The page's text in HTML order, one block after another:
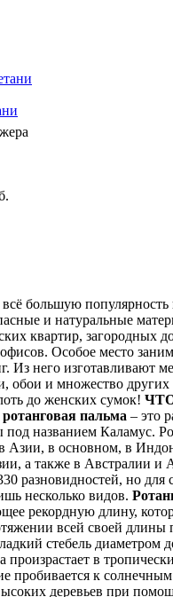
большую
и натуральные
квартир, загородных
Особое место
Из него изготавливают
обои и множество
до женских сумок!
ротанговая пальма – это
названием Каламус.
Азии, в основном, в
а также в Австралии и
разновидностей, но для
несколько видов.
рекордную длину,
всей своей длины
стебель диаметром
в
пробивается к
деревьев при